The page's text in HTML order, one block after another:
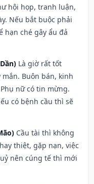
hội họp, tranh luận,
Nếu bắt buộc phải
hạn ché gây ẩu đả
Là giờ rất tốt
Buôn bán, kinh
nữ có tin mừng.
có bệnh cầu thì sẽ
Cầu tài thì không
thiệt, gặp nạn, việc
nên cúng tế thì mới